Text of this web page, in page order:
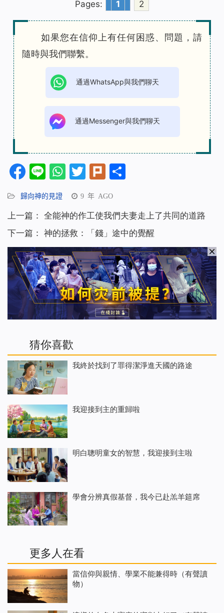
Pages: 1 2
如果您在信仰上有任何困惑、問題，請
隨時與我們聯繫。
通過WhatsApp與我們聊天
通過Messenger與我們聊天
Facebook
LineWhatsApp
Twitter
Plurk
歸向神的見證 9 年 AGO
上一篇： 全能神的作工使我們夫妻走上了共同的道路
下一篇： 神的拯救：「錢」途中的覺醒
猜你喜歡
我終於找到了罪得潔淨進天國的路途
我迎接到主的重歸啦
明白聰明童女的智慧，我迎接到主啦
學會分辨真假基督，我今已赴羔羊筵席
更多人在看
當信仰與親情、學業不能兼得時（有聲讀
物）